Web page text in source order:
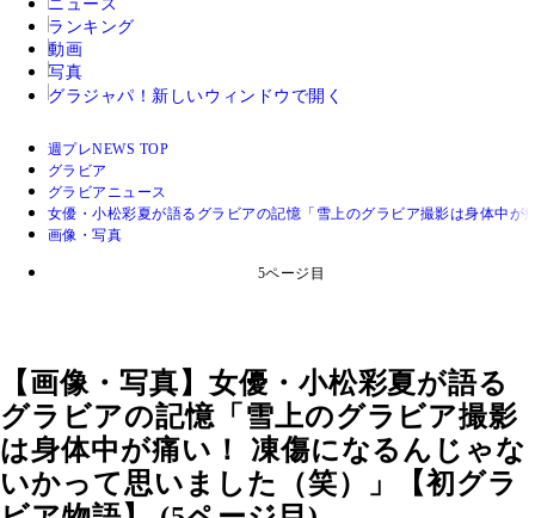
ニュース
ランキング
動画
写真
グラジャパ！ 新しいウィンドウで開く
週プレNEWS TOP
グラビア
グラビアニュース
女優・小松彩夏が語るグラビアの記憶「雪上のグラビア撮影は身体中
画像・写真
5ページ目
【画像・写真】女優・小松彩夏が語る
グラビアの記憶「雪上のグラビア撮影
は身体中が痛い！ 凍傷になるんじゃな
いかって思いました（笑）」【初グラ